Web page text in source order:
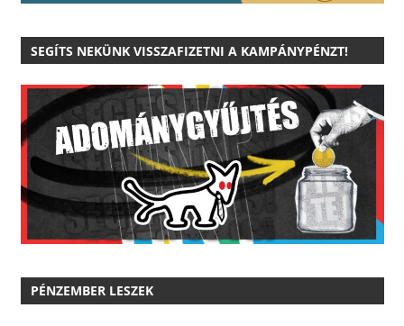
SEGÍTS NEKÜNK VISSZAFIZETNI A KAMPÁNYPÉNZT!
PÉNZEMBER LESZEK